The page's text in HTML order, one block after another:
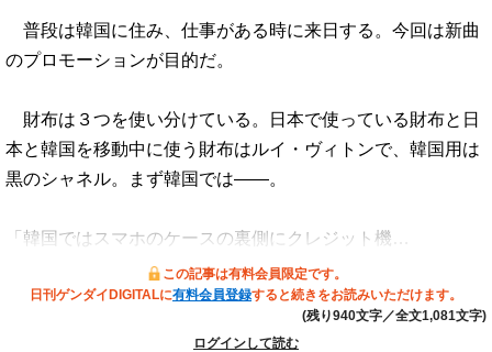
普段は韓国に住み、仕事がある時に来日する。今回は新曲
のプロモーションが目的だ。
財布は３つを使い分けている。日本で使っている財布と日
本と韓国を移動中に使う財布はルイ・ヴィトンで、韓国用は
黒のシャネル。まず韓国では――。
「韓国ではスマホのケースの裏側にクレジット機…
この記事は有料会員限定です。
日刊ゲンダイDIGITALに有料会員登録すると続きをお読みいただけます。
(残り940文字／全文1,081文字)
ログインして読む